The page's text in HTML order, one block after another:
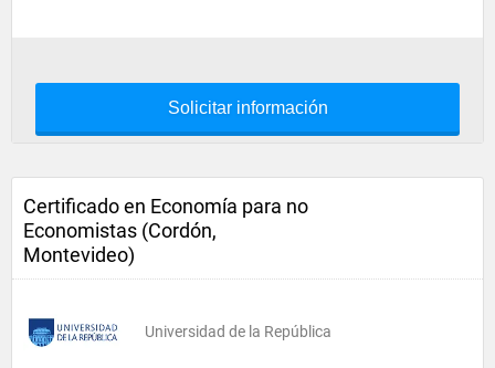
Solicitar información
Certificado en Economía para no
Economistas (Cordón,
Montevideo)
Universidad de la República